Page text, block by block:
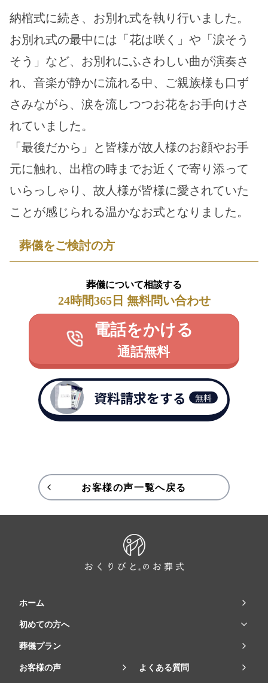
納棺式に続き、お別れ式を執り行いました。
お別れ式の最中には「花は咲く」や「涙そう
そう」など、お別れにふさわしい曲が演奏さ
れ、音楽が静かに流れる中、ご親族様も口ず
さみながら、涙を流しつつお花をお手向けさ
れていました。
「最後だから」と皆様が故人様のお顔やお手
元に触れ、出棺の時までお近くで寄り添って
いらっしゃり、故人様が皆様に愛されていた
ことが感じられる温かなお式となりました。
葬儀をご検討の方
葬儀について相談する
24時間365日 無料問い合わせ
電話をかける
通話無料
資料請求をする 無料
お客様の声一覧へ戻る
ホーム
初めての方へ
葬儀プラン
お客様の声 よくある質問